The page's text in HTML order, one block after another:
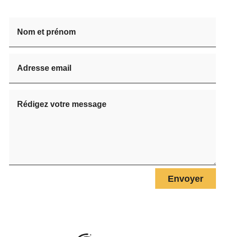
Envoyer